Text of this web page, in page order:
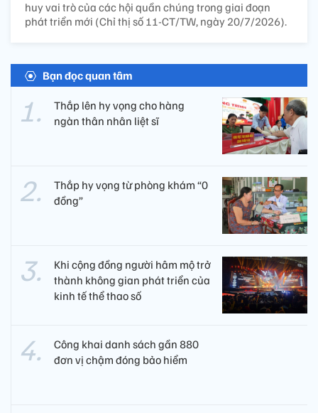
huy vai trò của các hội quần chúng trong giai đoạn
phát triển mới (Chỉ thị số 11-CT/TW, ngày 20/7/2026).
Bạn đọc quan tâm
Thắp lên hy vọng cho hàng
ngàn thân nhân liệt sĩ
Thắp hy vọng từ phòng khám “0
đồng”
Khi cộng đồng người hâm mộ trở
thành không gian phát triển của
kinh tế thể thao số
Công khai danh sách gần 880
đơn vị chậm đóng bảo hiểm